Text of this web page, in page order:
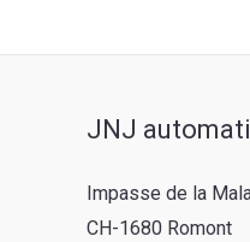
JNJ
Impasse de la
CH-1680 Romont